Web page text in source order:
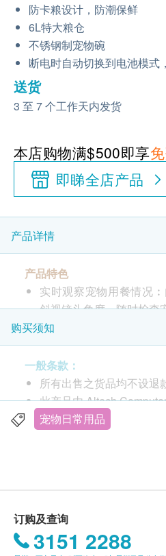
防卡粮设计，防潮保鲜
6L特大粮仓
不锈钢制宠物碗
断电时自动切换到电池模式
送货
3 至 7 个工作天内发货
本店购物满$500即享
即睇全店产品
产品详情
产品特色
实时观察宠物用餐情况
斜视镜头角度，随时检查
防卡粮设计︰双向感应和
输送畅通无阻、食物落得
防潮保鲜︰具有优质防尘
氧化。 （随附一个防潮
锁住食物的新鲜度）
6L特大粮仓︰在您外出时
出餐时间，频率和份量
（包括一般干粮、冻干
食）
购买须知
一般条款：
所有出售之货品均不设退
此产品由 Altech
如有任何争议，Altech
该产品保养服务包括在保
零件故障
宠物日常用品
订购及查询
3151 2288